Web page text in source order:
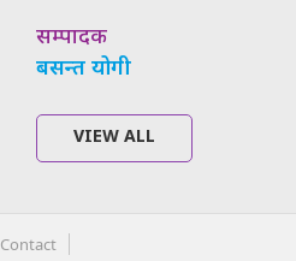
सम्पादक
बसन्त योगी
VIEW ALL
Contact